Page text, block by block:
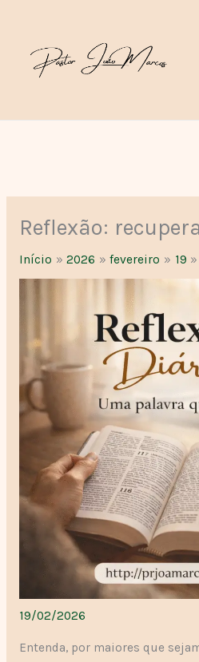
conteúdo
Reflexão:
Início 2026 fevereiro 19
19/02/2026
Entenda, por maiores que